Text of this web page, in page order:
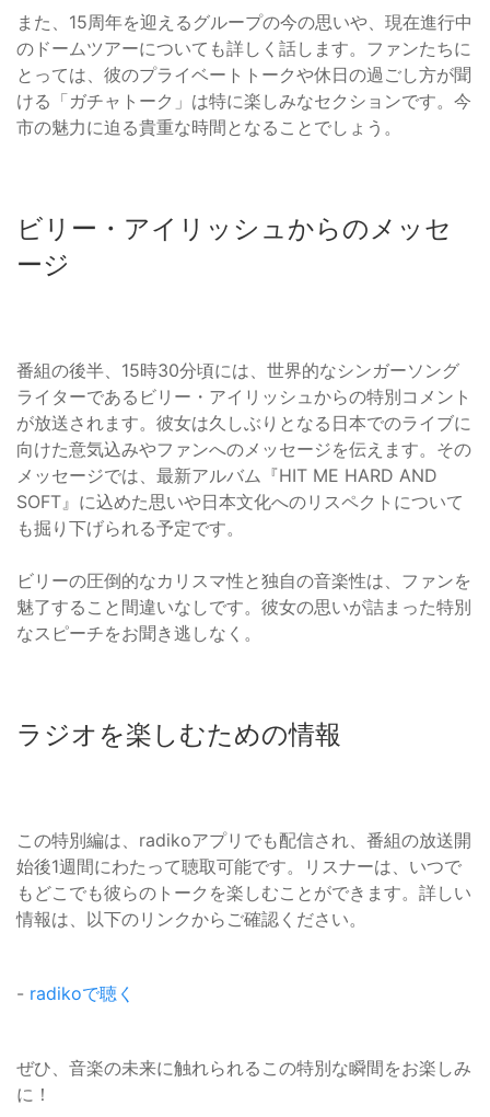
また、15周年を迎えるグループの今の思いや、現在進行中
のドームツアーについても詳しく話します。ファンたちに
とっては、彼のプライベートトークや休日の過ごし方が聞
ける「ガチャトーク」は特に楽しみなセクションです。今
市の魅力に迫る貴重な時間となることでしょう。
ビリー・アイリッシュからのメッセ
ージ
番組の後半、15時30分頃には、世界的なシンガーソング
ライターであるビリー・アイリッシュからの特別コメント
が放送されます。彼女は久しぶりとなる日本でのライブに
向けた意気込みやファンへのメッセージを伝えます。その
メッセージでは、最新アルバム『HIT ME HARD AND
SOFT』に込めた思いや日本文化へのリスペクトについて
も掘り下げられる予定です。
ビリーの圧倒的なカリスマ性と独自の音楽性は、ファンを
魅了すること間違いなしです。彼女の思いが詰まった特別
なスピーチをお聞き逃しなく。
ラジオを楽しむための情報
この特別編は、radikoアプリでも配信され、番組の放送開
始後1週間にわたって聴取可能です。リスナーは、いつで
もどこでも彼らのトークを楽しむことができます。詳しい
情報は、以下のリンクからご確認ください。
- radikoで聴く
ぜひ、音楽の未来に触れられるこの特別な瞬間をお楽しみ
に！